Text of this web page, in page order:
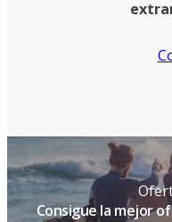
Consigue la mejor